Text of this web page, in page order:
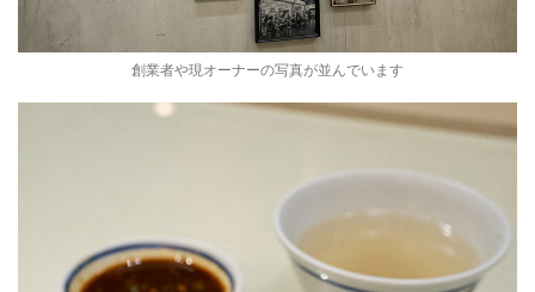
創業者や現オーナーの写真が並んでいます